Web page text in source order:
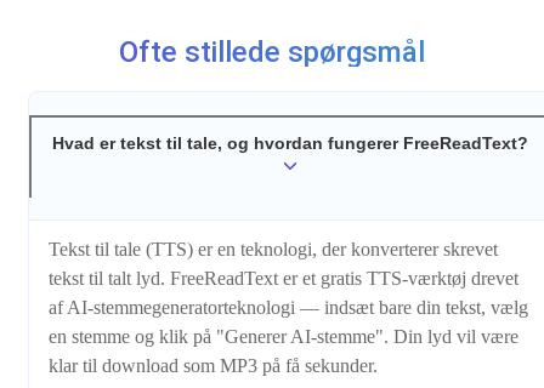
Ofte stillede spørgsmål
Hvad er tekst til tale, og hvordan fungerer FreeReadText?
Tekst til tale (TTS) er en teknologi, der konverterer skrevet
tekst til talt lyd. FreeReadText er et gratis TTS-værktøj drevet
af AI-stemmegeneratorteknologi — indsæt bare din tekst, vælg
en stemme og klik på "Generer AI-stemme". Din lyd vil være
klar til download som MP3 på få sekunder.